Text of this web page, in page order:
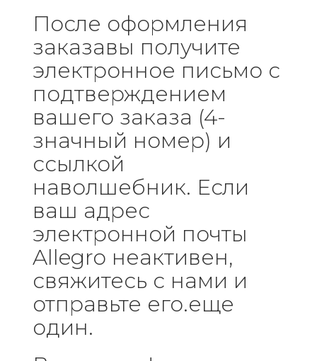
После оформления
заказавы получите
электронное письмо с
подтверждением
вашего заказа (4-
значный номер) и
ссылкой
наволшебник. Если
ваш адрес
электронной почты
Allegro неактивен,
свяжитесь с нами и
отправьте его.еще
один.